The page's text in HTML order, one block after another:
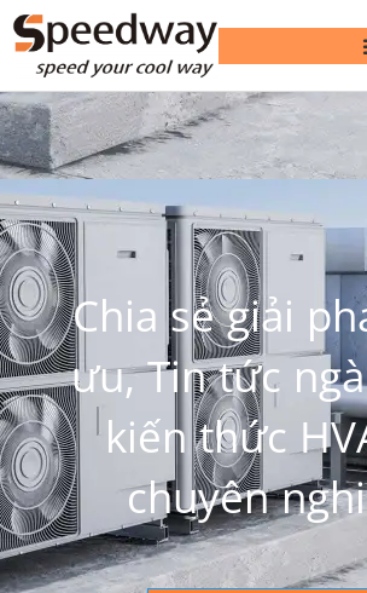
Chia sẻ giải
ưu, Tin tức
kiến ​​thức
chuyên